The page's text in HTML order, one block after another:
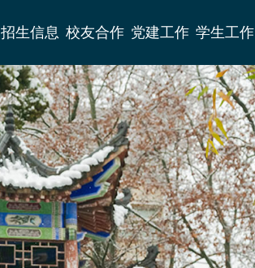
招生信息 校友合作 党建工作 学生工作